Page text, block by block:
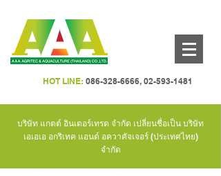
HOT LINE: 086-328-6666, 02-593-1481
บริษัท แกตต์ อินเตอร์เทรด จำกัด เปลี่ยนชื่อเป็น บริษัท
เอเอเอ อกริเทค แอนด์ อควาคัจเจอร์ (ประเทศไทย)
จำกัด